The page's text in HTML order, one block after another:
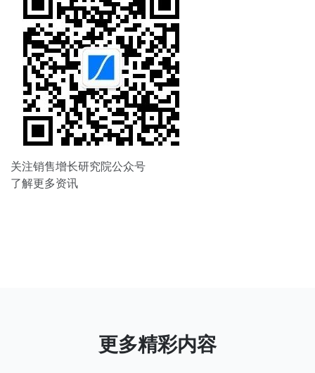
关注销售增长研究院公众号
了解更多资讯